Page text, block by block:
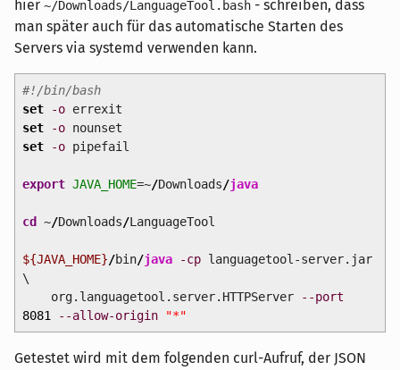
hier ~/Downloads/LanguageTool.bash - schreiben, dass
man später auch für das automatische Starten des
Servers via systemd verwenden kann.
#!/bin/bash
set
-oerrexit
set
-onounset
set
-opipefail
export JAVA_HOME=~/Downloads/java
cd ~/Downloads/LanguageTool
${JAVA_HOME}/bin/java -cplanguagetool-server.jar
\
org.languagetool.server.HTTPServer
--port
8081
--allow-origin "*"
Getestet wird mit dem folgenden curl-Aufruf, der JSON